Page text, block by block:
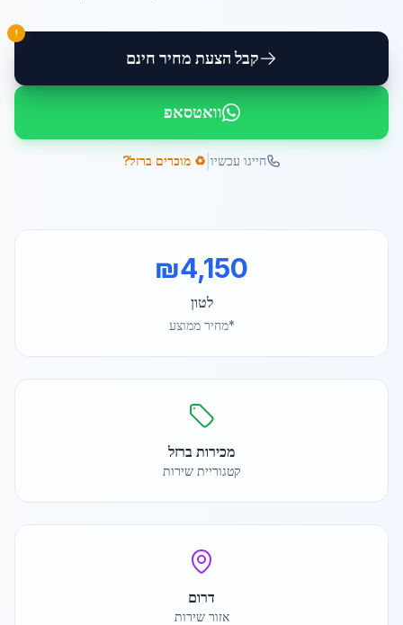
קבל הצעת מחיר חינם
!
וואטסאפ
חייגו עכשיו ♻️ מוכרים ברזל?
₪4,150
לטון
*מחיר ממוצע
מכירות ברזל
קטגוריית שירות
דרום
אזור שירות